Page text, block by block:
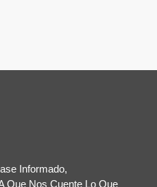
Informado,
Que Nos Cuente Lo Que